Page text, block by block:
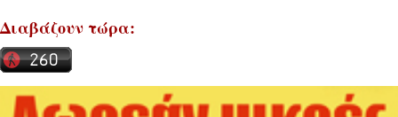
Διαβάζουν τώρα: